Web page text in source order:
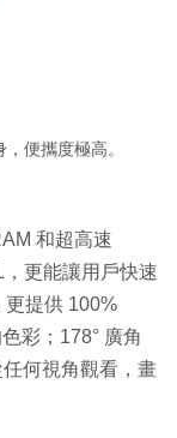
便攜度極高。
和超高速
更能讓用戶快速
更提供 100%
彩；178° 廣角
何視角觀看，畫